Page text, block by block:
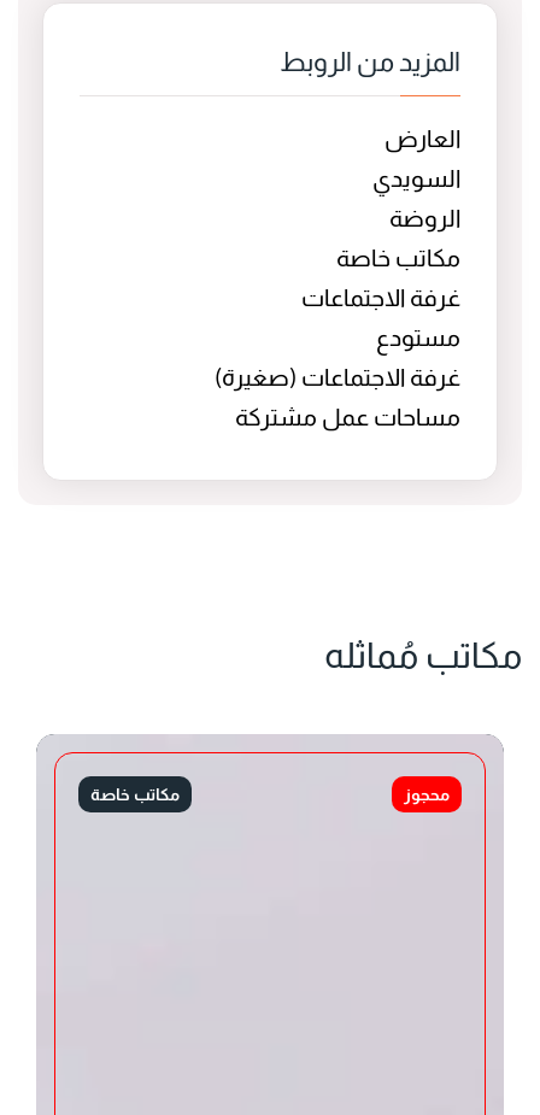
المزيد من الروبط
العارض
السويدي
الروضة
مكاتب خاصة
غرفة الاجتماعات
مستودع
غرفة الاجتماعات (صغيرة)
مساحات عمل مشتركة
مكاتب مُماثله
مكاتب خاصة محجوز